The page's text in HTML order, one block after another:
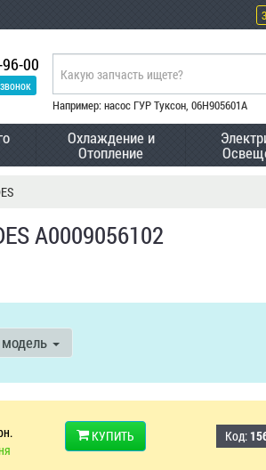
00
Например: насос ГУР Туксон, 06H905601A
Охлаждение и
Отопление
A0009056102
КУПИТЬ Код: